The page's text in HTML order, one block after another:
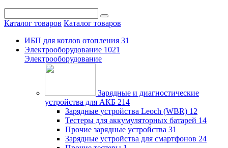
Каталог товаров Каталог товаров
ИБП для котлов отопления 31
Электрооборудование 1021
Электрооборудование
Зарядные и диагностические
устройства для АКБ 214
Зарядные устройства Leoch (WBR) 12
Тестеры для аккумуляторных батарей 14
Прочие зарядные устройства 31
Зарядные устройства для смартфонов 24